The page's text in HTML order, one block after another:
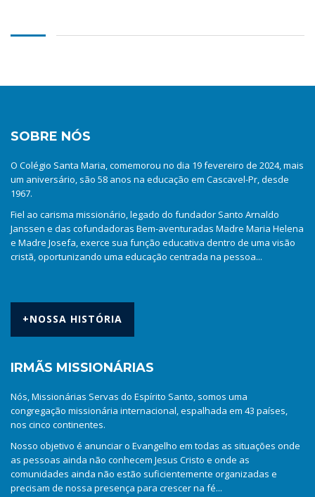
SOBRE NÓS
O Colégio Santa Maria, comemorou no dia 19 fevereiro de 2024, mais
um aniversário, são 58 anos na educação em Cascavel-Pr, desde
1967.
Fiel ao carisma missionário, legado do fundador Santo Arnaldo
Janssen e das cofundadoras Bem-aventuradas Madre Maria Helena
e Madre Josefa, exerce sua função educativa dentro de uma visão
cristã, oportunizando uma educação centrada na pessoa...
+NOSSA HISTÓRIA
IRMÃS MISSIONÁRIAS
Nós, Missionárias Servas do Espírito Santo, somos uma
congregação missionária internacional, espalhada em 43 países,
nos cinco continentes.
Nosso objetivo é anunciar o Evangelho em todas as situações onde
as pessoas ainda não conhecem Jesus Cristo e onde as
comunidades ainda não estão suficientemente organizadas e
precisam de nossa presença para crescer na fé...